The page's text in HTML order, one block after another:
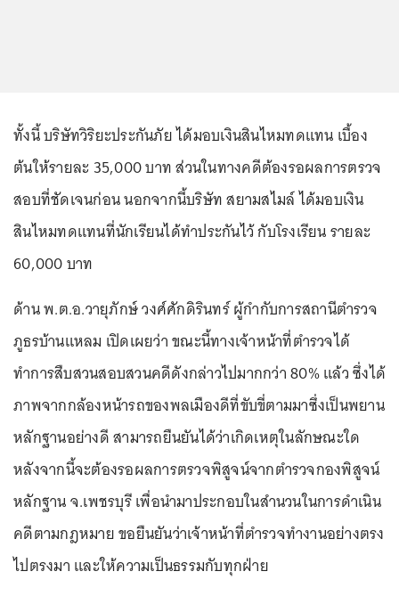
ทั้งนี้ บริษัทวิริยะประกันภัย ได้มอบเงินสินไหมทดแทน เบื้อง
ต้นให้รายละ 35,000 บาท ส่วนในทางคดีต้องรอผลการตรวจ
สอบที่ชัดเจนก่อน นอกจากนี้บริษัท สยามสไมล์ ได้มอบเงิน
สินไหมทดแทนที่นักเรียนได้ทําประกันไว้ กับโรงเรียน รายละ
60,000 บาท
ด้าน พ.ต.อ.วายุภักษ์ วงศ์ศักดิรินทร์ ผู้กำกับการสถานีตำรวจ
ภูธรบ้านแหลม เปิดเผยว่า ขณะนี้ทางเจ้าหน้าที่ตำรวจได้
ทำการสืบสวนสอบสวนคดีดังกล่าวไปมากกว่า 80% แล้ว ซึ่งได้
ภาพจากกล้องหน้ารถของพลเมืองดีที่ขับขี่ตามมาซึ่งเป็นพยาน
หลักฐานอย่างดี สามารถยืนยันได้ว่าเกิดเหตุในลักษณะใด
หลังจากนี้จะต้องรอผลการตรวจพิสูจน์จากตำรวจกองพิสูจน์
หลักฐาน จ.เพชรบุรี เพื่อนำมาประกอบในสำนวนในการดำเนิน
คดีตามกฎหมาย ขอยืนยันว่าเจ้าหน้าที่ตำรวจทำงานอย่างตรง
ไปตรงมา และให้ความเป็นธรรมกับทุกฝ่าย